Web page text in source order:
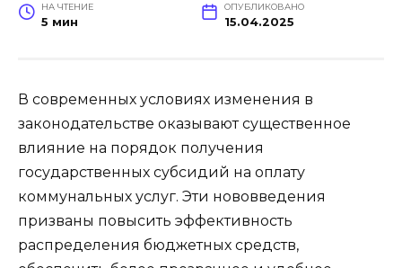
НА ЧТЕНИЕ
5 мин
ОПУБЛИКОВАНО
15.04.2025
В современных условиях изменения в
законодательстве оказывают существенное
влияние на порядок получения
государственных субсидий на оплату
коммунальных услуг. Эти нововведения
призваны повысить эффективность
распределения бюджетных средств,